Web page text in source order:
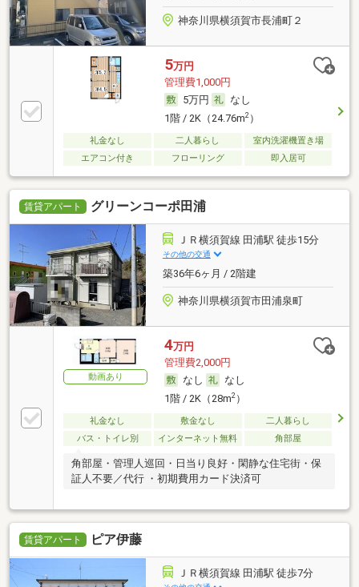
神奈川県横須賀市長浦町２
5万円
管理費1,000円
5万円
なし
1階 / 2K（24.76m2）
礼金なし 二人暮らし
室内洗濯機置き場
エアコン付き
フローリング 即入居可
賃貸アパート グリーンコーポ田浦
ＪＲ横須賀線 田浦駅 徒歩15分
その他の交通
築36年6ヶ月 / 2階建
神奈川県横須賀市田浦泉町
動画あり
4万円
管理費2,000円
なし
なし
1階 / 2K（28m2）
礼金なし 敷金なし
二人暮らし
バス・トイレ別
インターネット無料 角部屋
角部屋・管理人巡回・日当り良好・閑静な住宅街・保
証人不要／代行 ・初期費用カード決済可
賃貸アパート ピア伊藤
ＪＲ横須賀線 田浦駅 徒歩7分